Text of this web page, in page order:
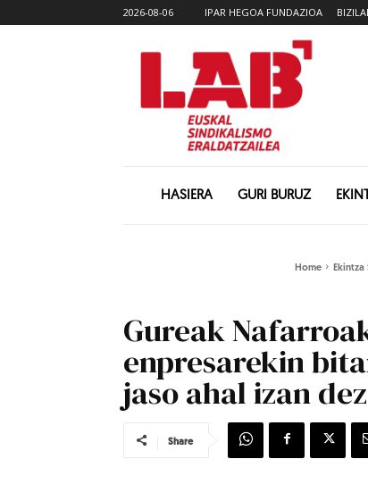
2026-08-06 IPAR HEGOA FUNDAZIOA
HASIERA GURI BURUZ
Home
Gureak
enpresarekin
jaso ahal izan
Share